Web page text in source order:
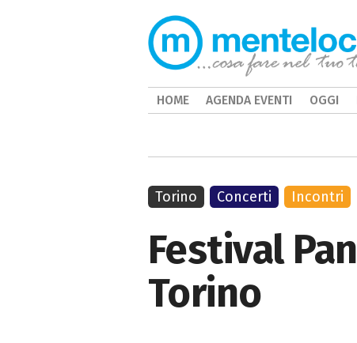
Festival
Torino
Torino Concerti Incontri
HOME AGENDA EVENTI OGGI